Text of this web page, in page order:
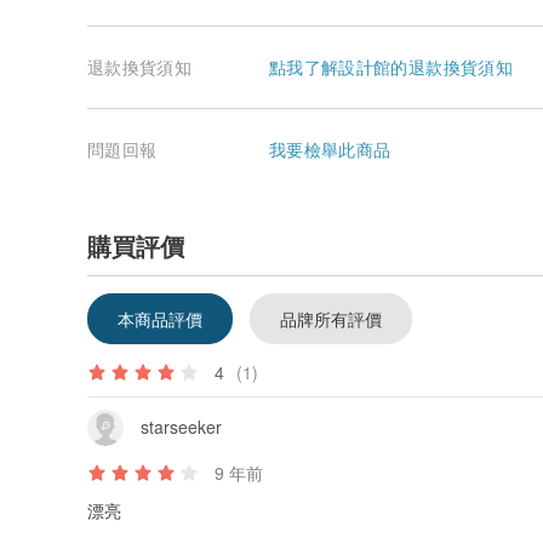
退款換貨須知 點我了解設計館的退款換貨須知
問題回報 我要檢舉此商品
購買評價
本商品評價 品牌所有評價
4 (1)
starseeker
9 年前
漂亮